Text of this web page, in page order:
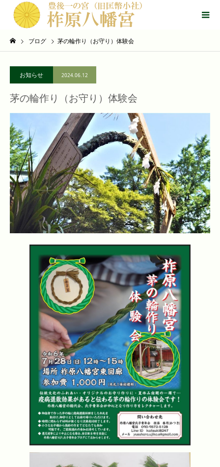
ブログ 茅の輪作り（お守り）体験会
お知らせ 2024.06.12
茅の輪作り（お守り）体験会